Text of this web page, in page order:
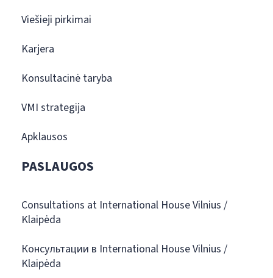
Viešieji pirkimai
Karjera
Konsultacinė taryba
VMI strategija
Apklausos
PASLAUGOS
Consultations at International House Vilnius /
Klaipėda
Консультации в International House Vilnius /
Klaipėda